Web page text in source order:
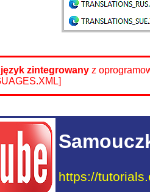
język zintegrowany z
https://